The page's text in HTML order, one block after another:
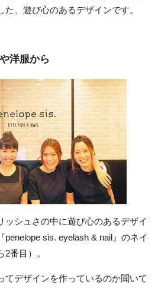
、遊び心のあるデザインです。
洋服から
ッシュさの中に遊び心のあるデザイ
penelope sis. eyelash & nail』のネイ
番目）。
てデザインを作っているのか聞いて